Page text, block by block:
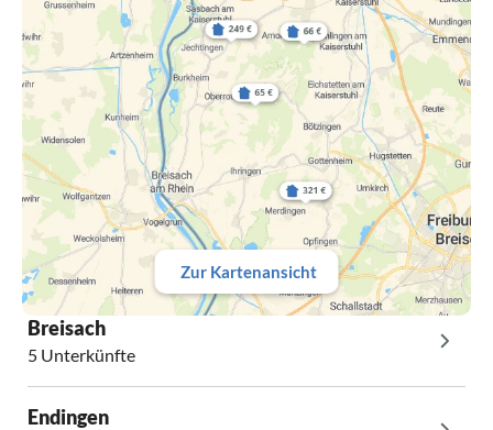
Zur Kartenansicht
Breisach
5 Unterkünfte
Endingen